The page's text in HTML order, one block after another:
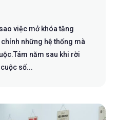
việc mở khóa tăng
những hệ thống mà
năm sau khi rời
số...